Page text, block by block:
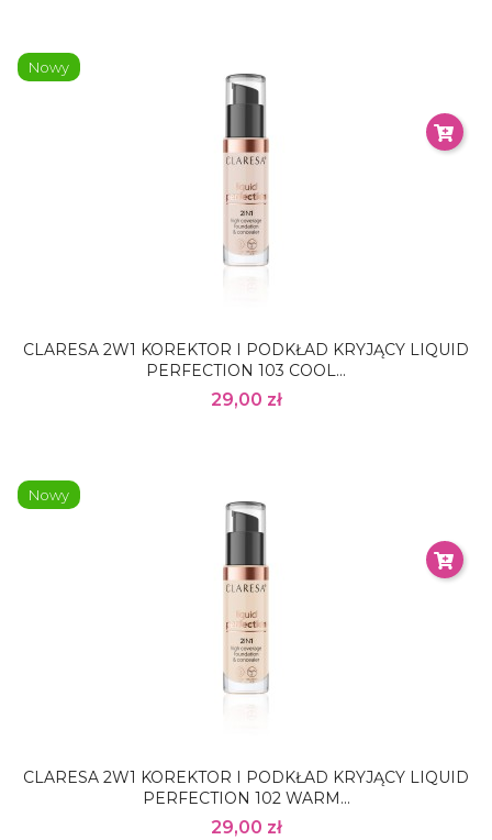
CLARESA 2W1 KOREKTOR I PODKŁAD KRYJĄCY LIQUID
PERFECTION 103 COOL...
29,00 zł
Nowy
CLARESA 2W1 KOREKTOR I PODKŁAD KRYJĄCY LIQUID
PERFECTION 102 WARM...
29,00 zł
Nowy